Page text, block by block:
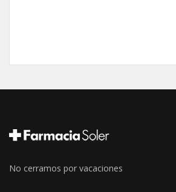
No cerramos por vacaciones